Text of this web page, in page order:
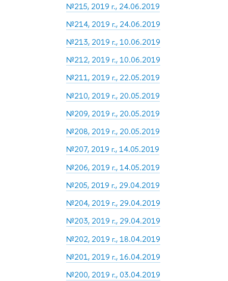
№215, 2019 г., 24.06.2019
№214, 2019 г., 24.06.2019
№213, 2019 г., 10.06.2019
№212, 2019 г., 10.06.2019
№211, 2019 г., 22.05.2019
№210, 2019 г., 20.05.2019
№209, 2019 г., 20.05.2019
№208, 2019 г., 20.05.2019
№207, 2019 г., 14.05.2019
№206, 2019 г., 14.05.2019
№205, 2019 г., 29.04.2019
№204, 2019 г., 29.04.2019
№203, 2019 г., 29.04.2019
№202, 2019 г., 18.04.2019
№201, 2019 г., 16.04.2019
№200, 2019 г., 03.04.2019